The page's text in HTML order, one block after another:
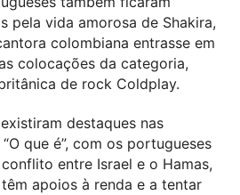
pela vida amorosa de Shakira,
colombiana entrasse em
colocações da categoria,
de rock Coldplay.
destaques nas
que é”, com os portugueses
entre Israel e o Hamas,
apoios à renda e a tentar